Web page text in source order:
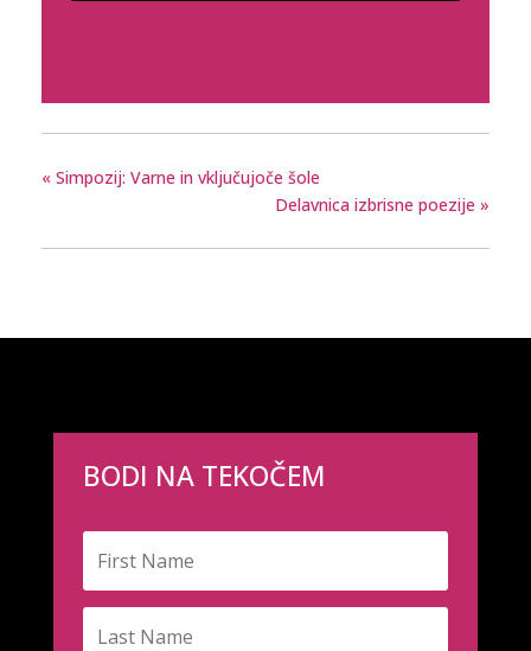
« Simpozij: Varne in vključujoče šole
Delavnica izbrisne poezije »
BODI NA TEKOČEM